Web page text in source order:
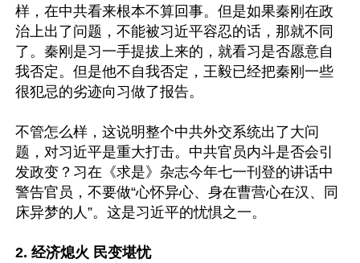
样，在中共看来根本不算回事。但是如果秦刚在政
治上出了问题，不能被习近平容忍的话，那就不同
了。秦刚是习一手提拔上来的，就看习是否愿意自
我否定。但是他不自我否定，王毅已经把秦刚一些
很犯忌的劣迹向习做了报告。
不管怎么样，这说明整个中共外交系统出了大问
题，对习近平是重大打击。中共官员内斗是否会引
发政变？习在《求是》杂志今年七一刊登的讲话中
警告官员，不要做“心怀异心、身在曹营心在汉、同
床异梦的人”。这是习近平的忧惧之一。
2. 经济熄火 民变堪忧